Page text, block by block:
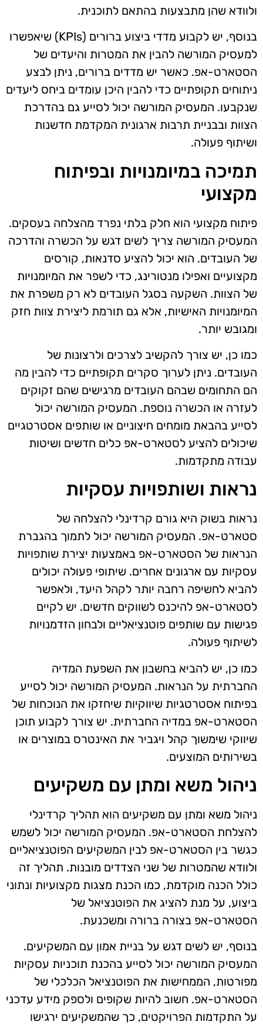
ולוודא שהן מתבצעות בהתאם לתוכנית.
בנוסף, יש לקבוע מדדי ביצוע ברורים (KPIs) שיאפשרו
למעסיק המורשה להבין את המטרות והיעדים של
הסטארט-אפ. כאשר יש מדדים ברורים, ניתן לבצע
ניתוחים תקופתיים כדי להבין היכן עומדים ביחס ליעדים
שנקבעו. המעסיק המורשה יכול לסייע גם בהדרכת
הצוות ובבניית תרבות ארגונית המקדמת חדשנות
ושיתוף פעולה.
תמיכה במיומנויות ובפיתוח
מקצועי
פיתוח מקצועי הוא חלק בלתי נפרד מהצלחה בעסקים.
המעסיק המורשה צריך לשים דגש על הכשרה והדרכה
של העובדים. הוא יכול להציע סדנאות, קורסים
מקצועיים ואפילו מנטורינג, כדי לשפר את המיומנויות
של הצוות. השקעה בסגל העובדים לא רק משפרת את
המיומנויות האישיות, אלא גם תורמת ליצירת צוות חזק
ומגובש יותר.
כמו כן, יש צורך להקשיב לצרכים ולרצונות של
העובדים. ניתן לערוך סקרים תקופתיים כדי להבין מה
הם התחומים שבהם העובדים מרגישים שהם זקוקים
לעזרה או הכשרה נוספת. המעסיק המורשה יכול
לסייע בהבאת מומחים חיצוניים או שותפים אסטרטגיים
שיכולים להציע לסטארט-אפ כלים חדשים ושיטות
עבודה מתקדמות.
נראות ושותפויות עסקיות
נראות בשוק היא גורם קרדינלי להצלחה של
סטארט-אפ. המעסיק המורשה יכול לתמוך בהגברת
הנראות של הסטארט-אפ באמצעות יצירת שותפויות
עסקיות עם ארגונים אחרים. שיתופי פעולה יכולים
להביא לחשיפה רחבה יותר לקהל היעד, ולאפשר
לסטארט-אפ להיכנס לשווקים חדשים. יש לקיים
פגישות עם שותפים פוטנציאליים ולבחון הזדמנויות
לשיתוף פעולה.
כמו כן, יש להביא בחשבון את השפעת המדיה
החברתית על הנראות. המעסיק המורשה יכול לסייע
בפיתוח אסטרטגיות שיווקיות שיחזקו את הנוכחות של
הסטארט-אפ במדיה החברתית. יש צורך לקבוע תוכן
שיווקי שימשוך קהל ויגביר את האינטרס במוצרים או
בשירותים המוצעים.
ניהול משא ומתן עם משקיעים
ניהול משא ומתן עם משקיעים הוא תהליך קרדינלי
להצלחת הסטארט-אפ. המעסיק המורשה יכול לשמש
כגשר בין הסטארט-אפ לבין המשקיעים הפוטנציאליים
ולוודא שהמטרות של שני הצדדים מובנות. תהליך זה
כולל הכנה מוקדמת, כמו הכנת מצגות מקצועיות ונתוני
ביצוע, על מנת להציג את הפוטנציאל של
הסטארט-אפ בצורה ברורה ומשכנעת.
בנוסף, יש לשים דגש על בניית אמון עם המשקיעים.
המעסיק המורשה יכול לסייע בהכנת תוכניות עסקיות
מפורטות, הממחישות את הפוטנציאל הכלכלי של
הסטארט-אפ. חשוב להיות שקופים ולספק מידע עדכני
על התקדמות הפרויקטים, כך שהמשקיעים ירגישו